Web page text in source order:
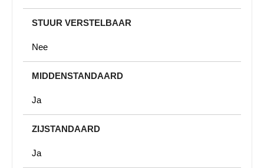
STUUR VERSTELBAAR
Nee
MIDDENSTANDAARD
Ja
ZIJSTANDAARD
Ja